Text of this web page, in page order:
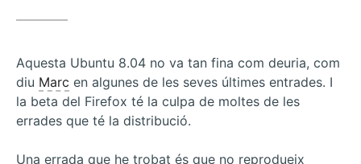
un
usuari
MySQL
Aquesta Ubuntu 8.04 no va tan fina com deuria, com
diu Marc en algunes de les seves últimes entrades. I
la beta del Firefox té la culpa de moltes de les
errades que té la distribució.
Una errada que he trobat és que no reprodueix